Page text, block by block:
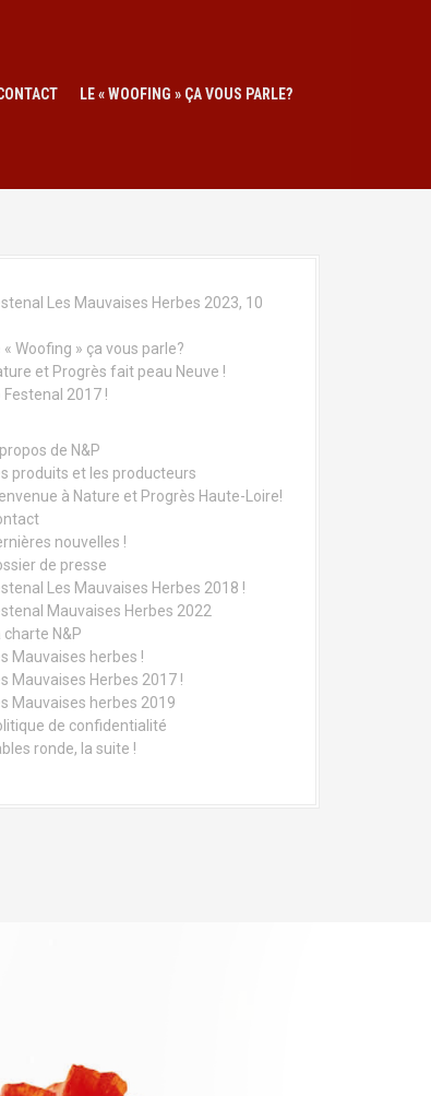
LE « WOOFING » ÇA VOUS PARLE?
Les Mauvaises Herbes 2023, 10
« Woofing » ça vous parle?
et Progrès fait peau Neuve !
Festenal 2017 !
de N&P
produits et les producteurs
à Nature et Progrès Haute-Loire!
nouvelles !
de presse
Les Mauvaises Herbes 2018 !
Mauvaises Herbes 2022
charte N&P
Mauvaises herbes !
Mauvaises Herbes 2017 !
Mauvaises herbes 2019
de confidentialité
ronde, la suite !